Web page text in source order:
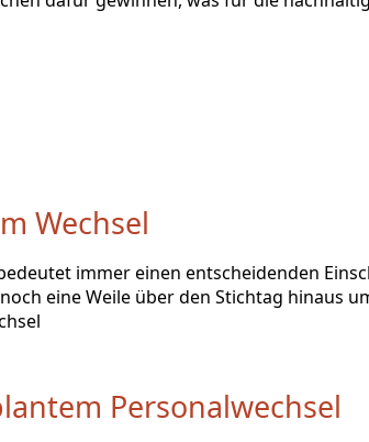
Wechsel
immer einen entscheidenden
eine Weile über den Stichtag hinaus
Personalwechsel